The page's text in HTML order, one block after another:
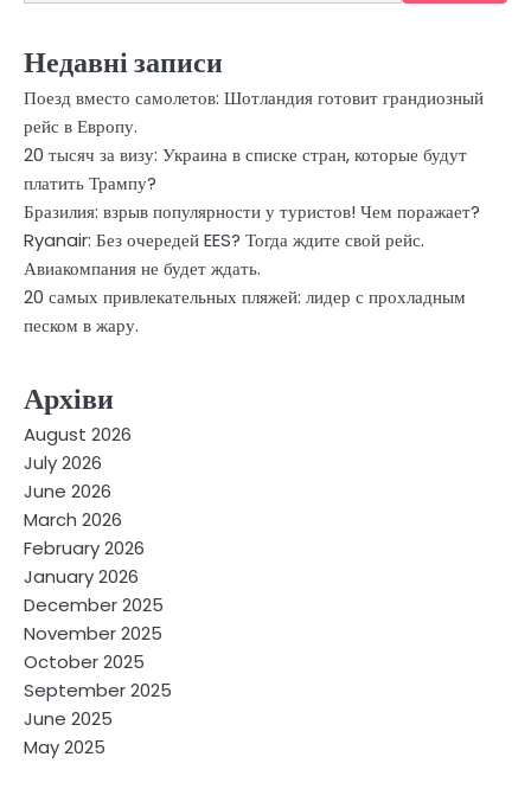
Недавні записи
Поезд вместо самолетов: Шотландия готовит грандиозный
рейс в Европу.
20 тысяч за визу: Украина в списке стран, которые будут
платить Трампу?
Бразилия: взрыв популярности у туристов! Чем поражает?
Ryanair: Без очередей EES? Тогда ждите свой рейс.
Авиакомпания не будет ждать.
20 самых привлекательных пляжей: лидер с прохладным
песком в жару.
Архіви
August 2026
July 2026
June 2026
March 2026
February 2026
January 2026
December 2025
November 2025
October 2025
September 2025
June 2025
May 2025